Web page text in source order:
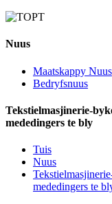
Nuus
Maatskappy Nuus
Bedryfsnuus
Tekstielmasjinerie-
mededingers te bly
Tuis
Nuus
mededingers te